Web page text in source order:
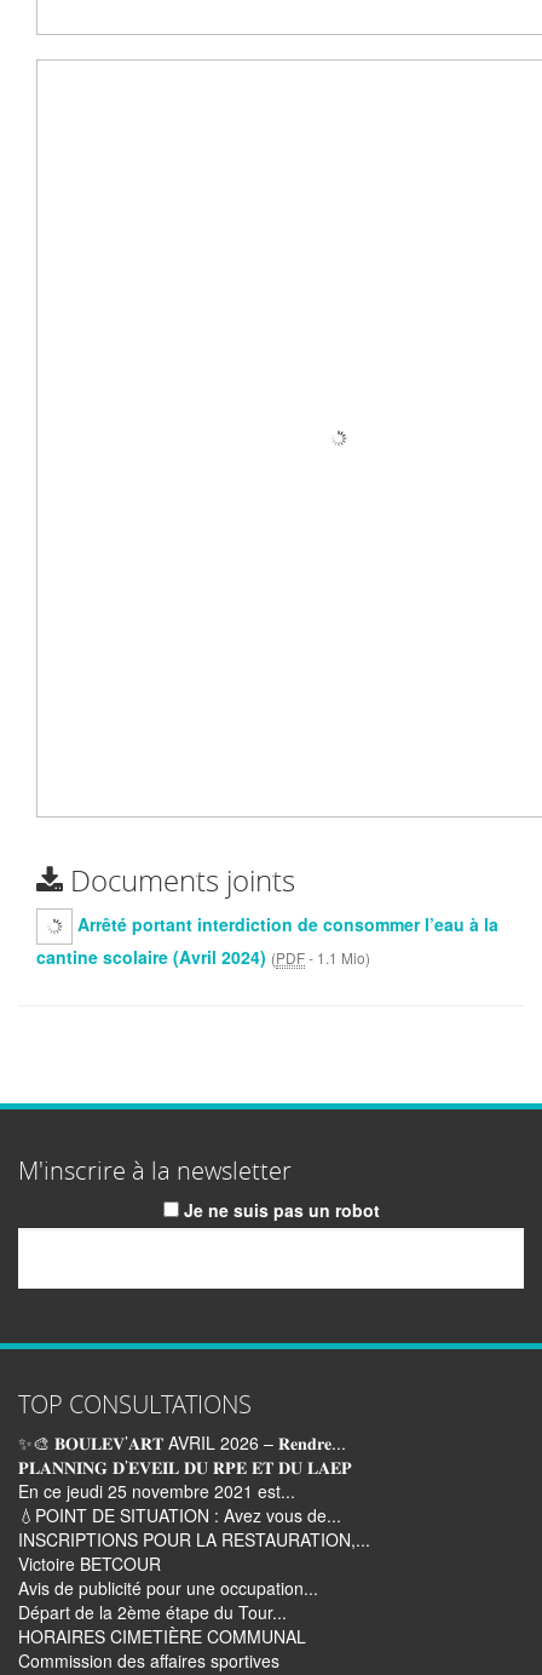
Documents joints
Arrêté portant interdiction de consommer l’eau à la
cantine scolaire (Avril 2024) (PDF- 1.1 Mio)
M'inscrire à la newsletter
Je ne suis pas un robot
TOP CONSULTATIONS
✨🎨 𝐁𝐎𝐔𝐋𝐄𝐕’𝐀𝐑𝐓 AVRIL 2026 – 𝐑𝐞𝐧𝐝𝐫𝐞...
𝐏𝐋𝐀𝐍𝐍𝐈𝐍𝐆 𝐃’𝐄𝐕𝐄𝐈𝐋 𝐃𝐔 𝐑𝐏𝐄 𝐄𝐓 𝐃𝐔 𝐋𝐀𝐄𝐏
En ce jeudi 25 novembre 2021 est...
💧POINT DE SITUATION : Avez vous de...
INSCRIPTIONS POUR LA RESTAURATION,...
Victoire BETCOUR
Avis de publicité pour une occupation...
Départ de la 2ème étape du Tour...
HORAIRES CIMETIÈRE COMMUNAL
Commission des affaires sportives